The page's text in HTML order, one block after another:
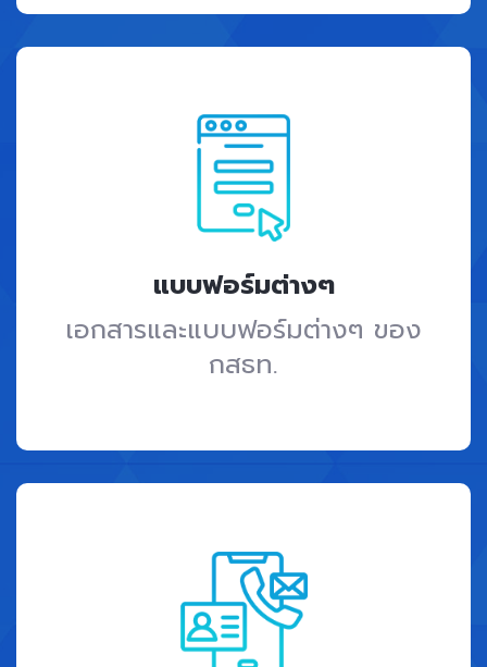
แบบฟอร์มต่างๆ
เอกสารและแบบฟอร์มต่างๆ ของ
กสธท.